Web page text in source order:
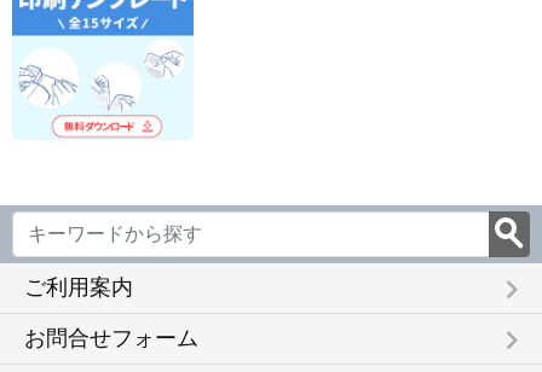
ご利用案内 keyboard_arrow_right
お問合せフォーム keyboard_arrow_right